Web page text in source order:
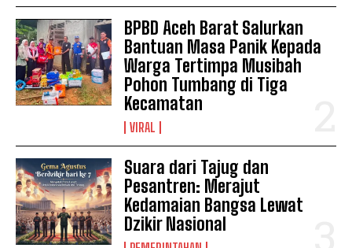
BPBD Aceh Barat Salurkan
Bantuan Masa Panik Kepada
Warga Tertimpa Musibah
Pohon Tumbang di Tiga
Kecamatan
VIRAL
Suara dari Tajug dan
Pesantren: Merajut
Kedamaian Bangsa Lewat
Dzikir Nasional